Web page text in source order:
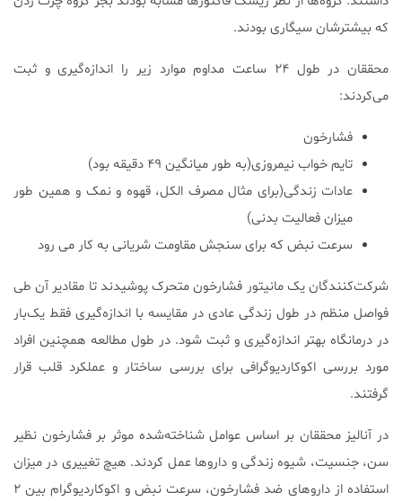
که بیشترشان سیگاری بودند.
محققان در طول ۲۴ ساعت مداوم موارد زیر را اندازه‌گیری و ثبت
می‌کردند:
فشارخون
تایم خواب نیمروزی(به طور میانگین ۴۹ دقیقه بود)
عادات زندگی(برای مثال مصرف الکل، قهوه و نمک و همین طور
میزان فعالیت بدنی)
سرعت نبض که برای سنجش مقاومت شریانی به کار می رود
شرکت‌کنندگان یک مانیتور فشارخون متحرک پوشیدند تا مقادیر آن طی
فواصل منظم در طول زندگی عادی در مقایسه با اندازه‌گیری فقط یک‌بار
در درمانگاه بهتر اندازه‌گیری و ثبت شود. در طول مطالعه همچنین افراد
مورد بررسی اکوکاردیوگرافی برای بررسی ساختار و عملکرد قلب قرار
گرفتند.
در آنالیز محققان بر اساس عوامل شناخته‌شده موثر بر فشارخون نظیر
سن، جنسیت، شیوه زندگی و داروها عمل کردند. هیچ تغییری در میزان
استفاده از داروهای ضد فشارخون، سرعت نبض و اکوکاردیوگرام بین ۲